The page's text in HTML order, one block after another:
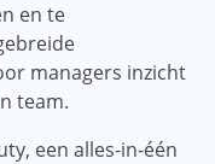
en te
managers inzicht
team.
een alles-in-één